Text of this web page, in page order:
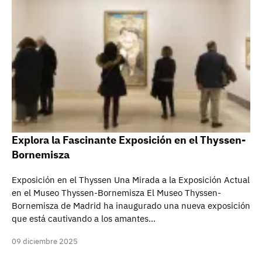
Explora la Fascinante Exposición en el Thyssen-
Bornemisza
Exposición en el Thyssen Una Mirada a la Exposición Actual
en el Museo Thyssen-Bornemisza El Museo Thyssen-
Bornemisza de Madrid ha inaugurado una nueva exposición
que está cautivando a los amantes…
09 diciembre 2025